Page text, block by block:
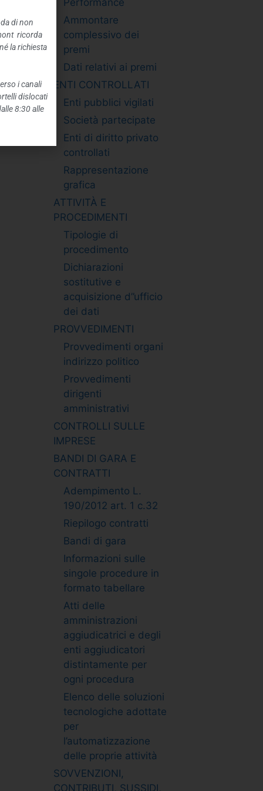
Ammontare
complessivo dei
premi
Dati relativi ai premi
ENTI CONTROLLATI
Enti pubblici vigilati
Società partecipate
Enti di diritto privato
controllati
Rappresentazione
grafica
ATTIVITÀ E
PROCEDIMENTI
Tipologie di
procedimento
Dichiarazioni
sostitutive e
acquisizione d”ufficio
dei dati
PROVVEDIMENTI
Provvedimenti organi
indirizzo politico
Provvedimenti
dirigenti
amministrativi
CONTROLLI SULLE
IMPRESE
BANDI DI GARA E
CONTRATTI
Adempimento L.
190/2012 art. 1 c.32
Riepilogo contratti
Bandi di gara
Informazioni sulle
singole procedure in
formato tabellare
Atti delle
amministrazioni
aggiudicatrici e degli
enti aggiudicatori
distintamente per
ogni procedura
Elenco delle soluzioni
tecnologiche adottate
per
l’automatizzazione
delle proprie attività
SOVVENZIONI,
CONTRIBUTI, SUSSIDI,
di non
ricorda
la richiesta
i canali
dislocati
8:30 alle